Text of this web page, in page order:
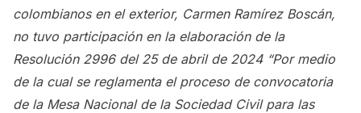
colombianos en el exterior, Carmen Ramírez Boscán,
no tuvo participación en la elaboración de la
Resolución 2996 del 25 de abril de 2024 “Por medio
de la cual se reglamenta el proceso de convocatoria
de la Mesa Nacional de la Sociedad Civil para las